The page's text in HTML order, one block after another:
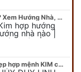
Mệnh Kim hợp hướng nào? Xem Hướng Nhà, Phòng ngủ, Làm việc hợp mệnh Kim
hợp hướng
nhà nào |
nào | mệnh
#5 Bí Quyết chọn sim số đẹp hợp mệnh KIM chuẩn xác nhất